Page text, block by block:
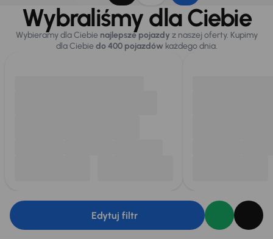
Wybraliśmy dla Ciebie
Wybieramy dla Ciebie najlepsze pojazdy z naszej oferty. Kupimy
dla Ciebiedo 400 pojazdówkażdego dnia.
Edytuj filtr